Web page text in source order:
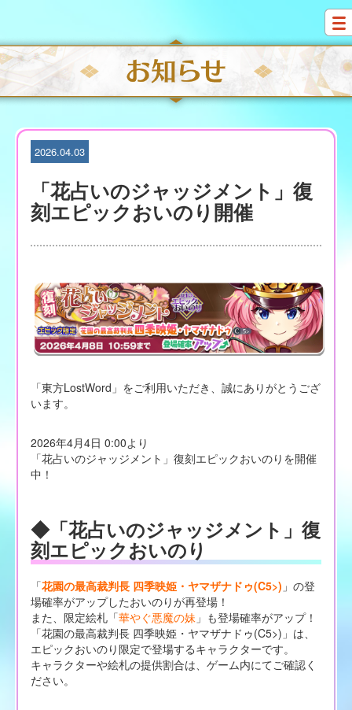
i
p
t
o
c
2026.04.03
「花占いのジャッジメント」復
刻エピックおいのり開催
「東方LostWord」をご利用いただき、誠にありがとうござ
います。
2026年4月4日 0:00より
「花占いのジャッジメント」復刻エピックおいのりを開催
中！
◆「花占いのジャッジメント」復
刻エピックおいのり
「花園の最高裁判長 四季映姫・ヤマザナドゥ(C5>) 」の登
場確率がアップしたおいのりが再登場！
また、限定絵札「華やぐ悪魔の妹 」も登場確率がアップ！
「花園の最高裁判長 四季映姫・ヤマザナドゥ(C5>)」は、
エピックおいのり限定で登場するキャラクターです。
キャラクターや絵札の提供割合は、ゲーム内にてご確認く
ださい。